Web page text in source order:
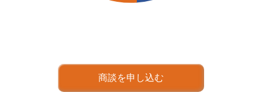
商談を申し込む